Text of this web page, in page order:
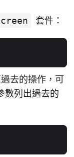
套件：
去的操作，可
數列出過去的